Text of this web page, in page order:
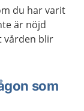
du har varit
är nöjd
vården blir
som